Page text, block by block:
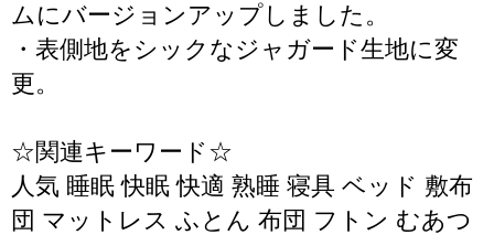
ムにバージョンアップしました。
・表側地をシックなジャガード生地に変
更。
☆関連キーワード☆
人気 睡眠 快眠 快適 熟睡 寝具 ベッド 敷布
団 マットレス ふとん 布団 フトン むあつ